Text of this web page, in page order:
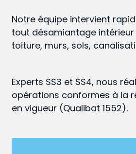
Notre équipe intervient
tout désamiantage intérieur
toiture, murs, sols,
Experts SS3 et SS4, nous
opérations conformes à la
en vigueur (Qualibat 1552).